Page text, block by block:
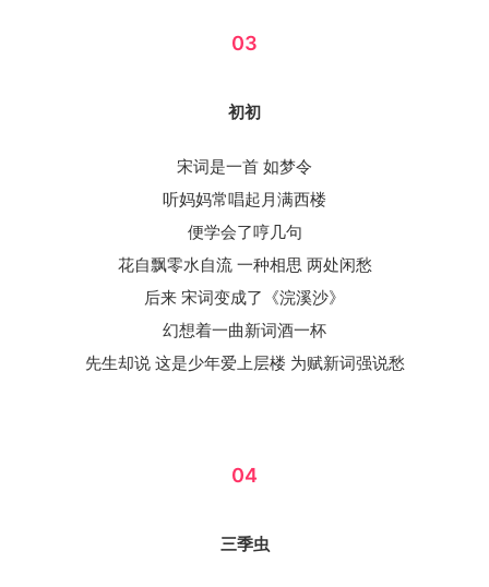
03
初初
宋词是一首 如梦令
听妈妈常唱起月满西楼
便学会了哼几句
花自飘零水自流 一种相思 两处闲愁
后来 宋词变成了《浣溪沙》
幻想着一曲新词酒一杯
先生却说 这是少年爱上层楼 为赋新词强说愁
04
三季虫